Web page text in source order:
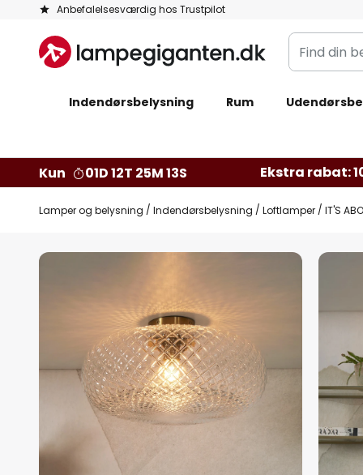
Anbefalelsesværdig hos Trustpilot
Skip
Content
Find
din
Indendørsbelysning Rum
Kun 01D 12T 25M 12S Ekstra rabat:
Lamper og belysning Indendørsbelysning Loftlamper IT'S
Gå
slutningen
billedgalleriet